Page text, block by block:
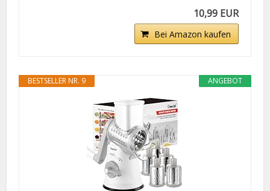
10,99 EUR
Bei Amazon kaufen
ANGEBOT
BESTSELLER NR. 9